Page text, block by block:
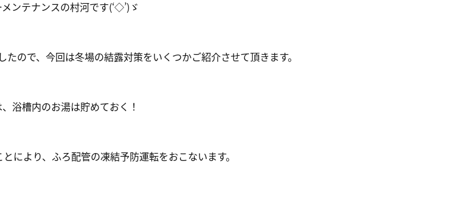
ンテナンスの村河です(‘◇’)ゞ
ので、今回は冬場の結露対策をいくつかご紹介させて頂きます。
、浴槽内のお湯は貯めておく！
により、ふろ配管の凍結予防運転をおこないます。